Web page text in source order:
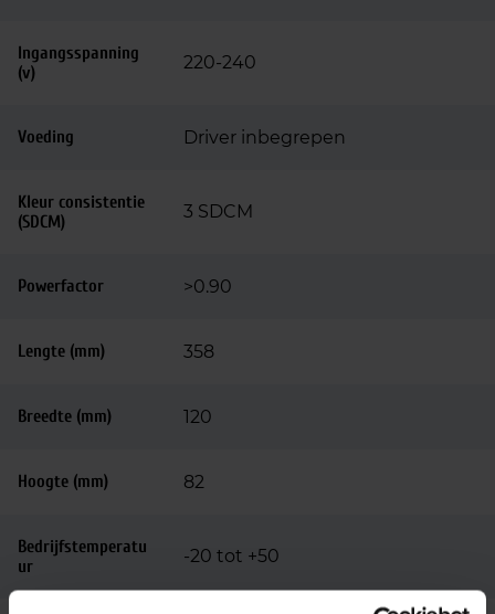
Ingangsspanning
(v)
220-240
Voeding Driver inbegrepen
Kleur consistentie
(SDCM)
3 SDCM
Powerfactor >0.90
Lengte (mm) 358
Breedte (mm) 120
Hoogte (mm) 82
Bedrijfstemperatu
ur
-20 tot +50